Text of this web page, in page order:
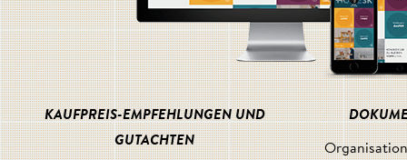
KAUFPREIS-EMPFEHLUNGEN UND
GUTACHTEN